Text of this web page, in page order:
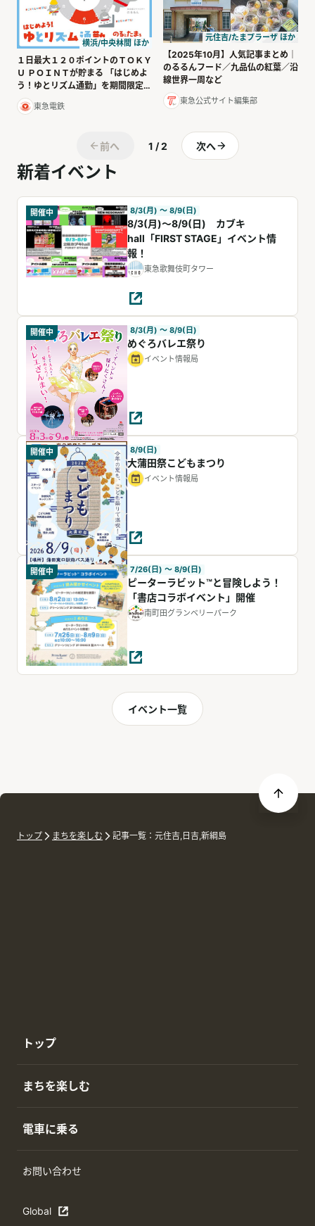
横浜/中央林間 ほか
１日最大１２０ポイントのＴＯＫＹ
Ｕ ＰＯＩＮＴが貯まる 「はじめよ
う！ゆとリズム通勤」を期間限定で
実施 !
東急電鉄
元住吉/たまプラーザ ほか
【2025年10月】人気記事まとめ｜
のるるんフード／九品仏の紅葉／沿
線世界一周など
東急公式サイト編集部
前へ 1 / 2 次へ
新着イベント
開催中 8/3(月) 〜 8/9(日)
8/3(月)～8/9(日) カブキ
hall「FIRST STAGE」イベント情
報！
東急歌舞伎町タワー
開催中 8/3(月) 〜 8/9(日)
めぐろバレエ祭り
イベント情報局
開催中 8/9(日)
大蒲田祭こどもまつり
イベント情報局
開催中 7/26(日) 〜 8/9(日)
ピーターラビット™と冒険しよう！
「書店コラボイベント」開催
南町田グランベリーパーク
イベント一覧
トップ まちを楽しむ 記事一覧：元住吉,日吉,新綱島
トップ
まちを楽しむ
電車に乗る
お問い合わせ
Global